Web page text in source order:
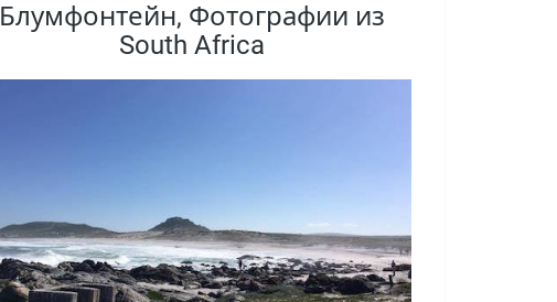
Блумфонтейн, Фотографии из
South Africa